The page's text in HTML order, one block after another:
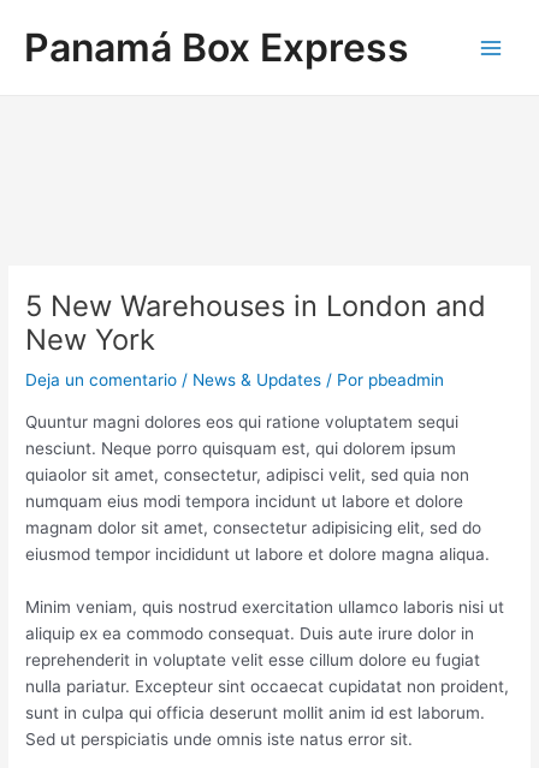
contenido
Panamá Box Express
5 New Warehouses in London and
New York
Deja un comentario / News & Updates / Por pbeadmin
Quuntur magni dolores eos qui ratione voluptatem sequi
nesciunt. Neque porro quisquam est, qui dolorem ipsum
quiaolor sit amet, consectetur, adipisci velit, sed quia non
numquam eius modi tempora incidunt ut labore et dolore
magnam dolor sit amet, consectetur adipisicing elit, sed do
eiusmod tempor incididunt ut labore et dolore magna aliqua.
Minim veniam, quis nostrud exercitation ullamco laboris nisi ut
aliquip ex ea commodo consequat. Duis aute irure dolor in
reprehenderit in voluptate velit esse cillum dolore eu fugiat
nulla pariatur. Excepteur sint occaecat cupidatat non proident,
sunt in culpa qui officia deserunt mollit anim id est laborum.
Sed ut perspiciatis unde omnis iste natus error sit.
de
entradas